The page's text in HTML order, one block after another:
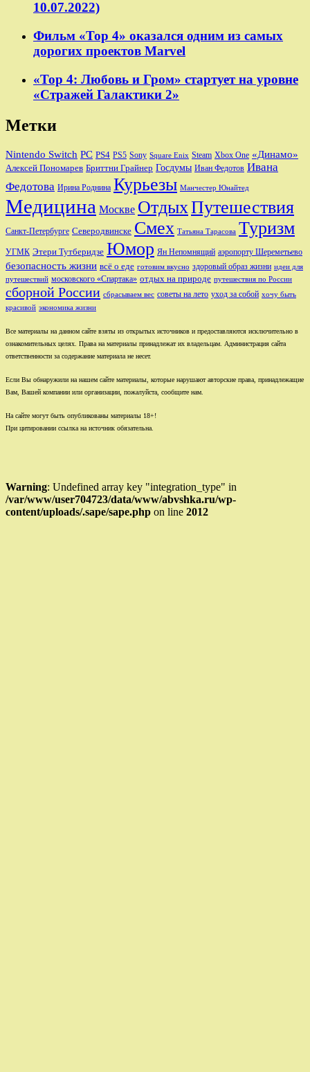
10.07.2022)
Фильм «Тор 4» оказался одним из самых
дорогих проектов Marvel
«Тор 4: Любовь и Гром» стартует на уровне
«Стражей Галактики 2»
Метки
Nintendo Switch PC PS4 PS5 Sony Square Enix Steam Xbox One «Динамо»
Алексей Пономарев Бриттни Грайнер Госдумы Иван Федотов Ивана
Федотова Ирина Роднина Курьезы Манчестер Юнайтед
Медицина Москве ОтдыхПутешествия
Санкт-Петербурге Северодвинске Смех Татьяна Тарасова Туризм
УГМК Этери Тутберидзе Юмор Ян Непомнящий аэропорту Шереметьево
безопасность жизни всё о еде готовим вкусно здоровый образ жизни идеи для
путешествий московского «Спартака» отдых на природе путешествия по России
сборной России сбрасываем вес советы на лето уход за собой хочу быть
красивой экономика жизни
Все материалы на данном сайте взяты из открытых источников и предоставляются исключительно в
ознакомительных целях. Права на материалы принадлежат их владельцам. Администрация сайта
ответственности за содержание материала не несет.
Если Вы обнаружили на нашем сайте материалы, которые нарушают авторские права, принадлежащие
Вам, Вашей компании или организации, пожалуйста, сообщите нам.
На сайте могут быть опубликованы материалы 18+!
При цитировании ссылка на источник обязательна.
Warning: Undefined array key "integration_type" in
/var/www/user704723/data/www/abvshka.ru/wp-
content/uploads/.sape/sape.php on line 2012